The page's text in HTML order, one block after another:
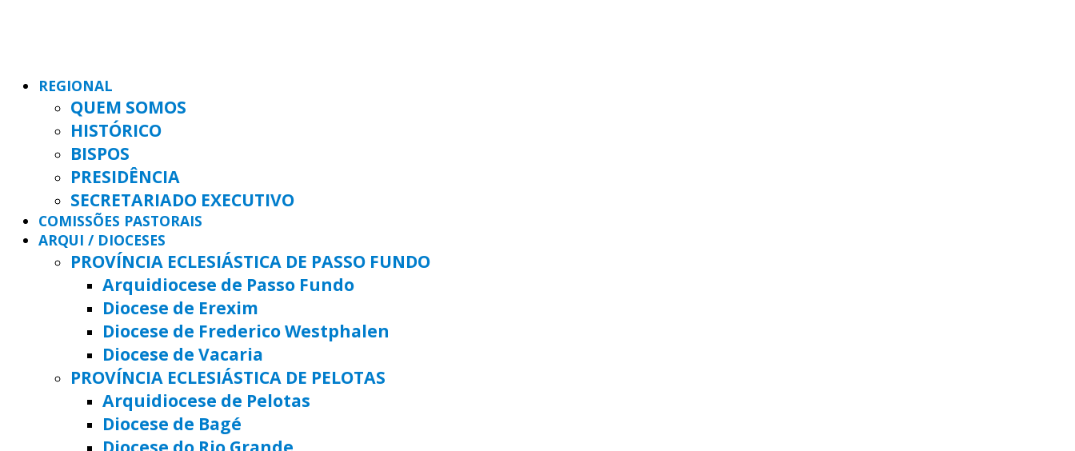
REGIONAL
QUEM SOMOS
HISTÓRICO
BISPOS
PRESIDÊNCIA
SECRETARIADO EXECUTIVO
COMISSÕES PASTORAIS
ARQUI / DIOCESES
PROVÍNCIA ECLESIÁSTICA DE PASSO FUNDO
Arquidiocese de Passo Fundo
Diocese de Erexim
Diocese de Frederico Westphalen
Diocese de Vacaria
PROVÍNCIA ECLESIÁSTICA DE PELOTAS
Arquidiocese de Pelotas
Diocese de Bagé